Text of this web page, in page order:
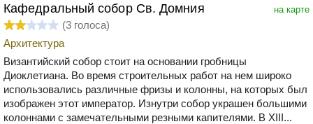
на карте
Кафедральный собор Св. Домния
(3 голоса)
Архитектура
Византийский собор стоит на основании гробницы
Диоклетиана. Во время строительных работ на нем широко
использовались различные фризы и колонны, на которых был
изображен этот император. Изнутри собор украшен большими
колоннами с замечательными резными капителями. В XIII...